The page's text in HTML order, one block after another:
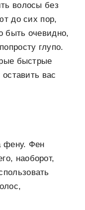
волосы без
до сих пор,
быть очевидно,
глупо.
быстрые
вас
фену. Фен
наоборот,